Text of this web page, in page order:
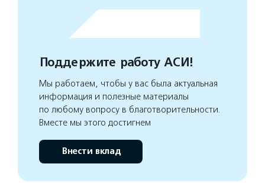
Поддержите работу АСИ!
Мы работаем, чтобы у вас была актуальная
информация и полезные материалы
по любому вопросу в благотворительности.
Вместе мы этого достигнем
Внести вклад